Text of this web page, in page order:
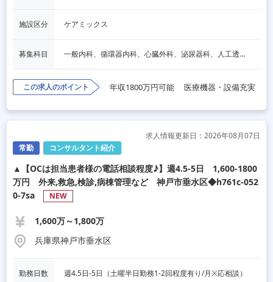
施設区分 ケアミックス
募集科目 一般内科、循環器内科、心臓外科、泌尿器科、人工透析、その他
この求人のポイント 年収1800万円可能 医療機器・設備充実
常勤 コンサルタント紹介
求人情報更新日：2026年08月07日
▲【OCは担当患者様の電話相談程度♪】週4.5‐5日 1,600-1800
万円 外来,救急,検診,病棟管理など 神戸市垂水区◆h761c-052
0-7sa
NEW
1,600万～1,800万
兵庫県神戸市垂水区
勤務日数 週4.5日‐5日（土曜半日勤務1-2回程度有り/月※応相談）